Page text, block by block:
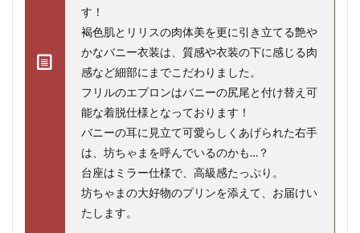
す！
褐色肌とリリスの肉体美を更に引き立てる艶や
かなバニー衣装は、質感や衣装の下に感じる肉
感など細部にまでこだわりました。
フリルのエプロンはバニーの尻尾と付け替え可
能な着脱仕様となっております！
バニーの耳に見立て可愛らしくあげられた右手
は、坊ちゃまを呼んでいるのかも…？
台座はミラー仕様で、高級感たっぷり。
坊ちゃまの大好物のプリンを添えて、お届けい
たします。